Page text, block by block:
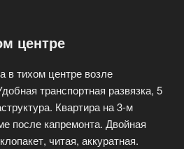
центре
в тихом центре возле
транспортная развязка, 5
Квартира на 3-м
после капремонта. Двойная
читая, аккуратная.